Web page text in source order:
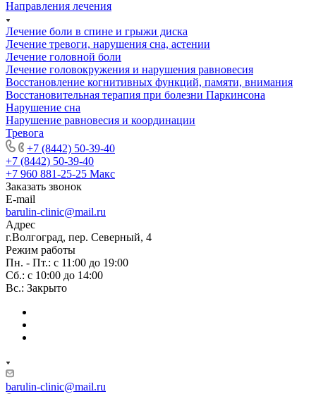
Направления лечения
Лечение боли в спине и грыжи диска
Лечение тревоги, нарушения сна, астении
Лечение головной боли
Лечение головокружения и нарушения равновесия
Восстановление когнитивных функций, памяти, внимания
Восстановительная терапия при болезни Паркинсона
Нарушение сна
Нарушение равновесия и координации
Тревога
+7 (8442) 50-39-40
+7 (8442) 50-39-40
+7 960 881-25-25 Макс
Заказать звонок
E-mail
barulin-clinic@mail.ru
Адрес
г.Волгоград, пер. Северный, 4
Режим работы
Пн. - Пт.: с 11:00 до 19:00
Сб.: с 10:00 до 14:00
Вс.: Закрыто
barulin-clinic@mail.ru